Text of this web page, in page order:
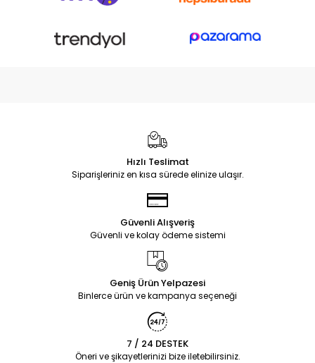
Hızlı Teslimat
Siparişleriniz en kısa sürede elinize ulaşır.
Güvenli Alışveriş
Güvenli ve kolay ödeme sistemi
Geniş Ürün Yelpazesi
Binlerce ürün ve kampanya seçeneği
7 / 24 DESTEK
Öneri ve şikayetlerinizi bize iletebilirsiniz.